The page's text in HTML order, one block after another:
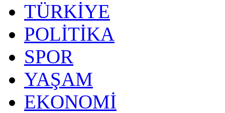
TÜRKİYE
POLİTİKA
SPOR
YAŞAM
EKONOMİ